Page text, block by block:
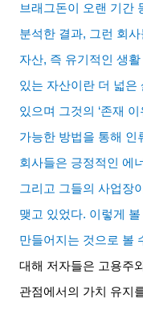
브래그돈이 오랜 기간
분석한 결과, 그런 회사
자산, 즉 유기적인 생활
있는 자산이란 더 넓은
있으며 그것의 ‘존재 이
가능한 방법을 통해 인
회사들은 긍정적인 에
그리고 그들의 사업장
맺고 있었다. 이렇게
만들어지는 것으로 볼
대해 저자들은 고용주
관점에서의 가치 유지